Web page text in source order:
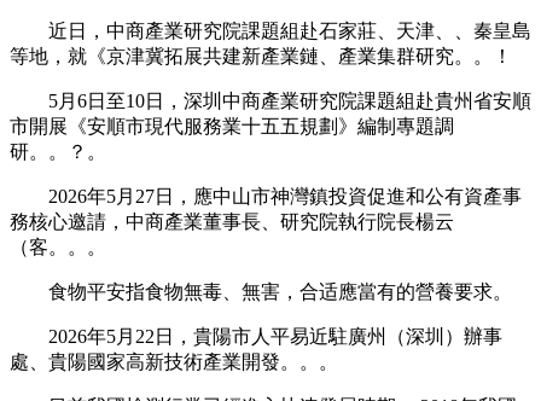
近日，中商產業研究院課題組赴石家莊、天津、、秦皇島
等地，就《京津冀拓展共建新產業鏈、產業集群研究。。！
5月6日至10日，深圳中商產業研究院課題組赴貴州省安順
市開展《安順市現代服務業十五五規劃》編制專題調
研。。？。
2026年5月27日，應中山市神灣鎮投資促進和公有資產事
務核心邀請，中商產業董事長、研究院執行院長楊云
（客。。。
食物平安指食物無毒、無害，合适應當有的營養要求。
2026年5月22日，貴陽市人平易近駐廣州（深圳）辦事
處、貴陽國家高新技術產業開發。。。